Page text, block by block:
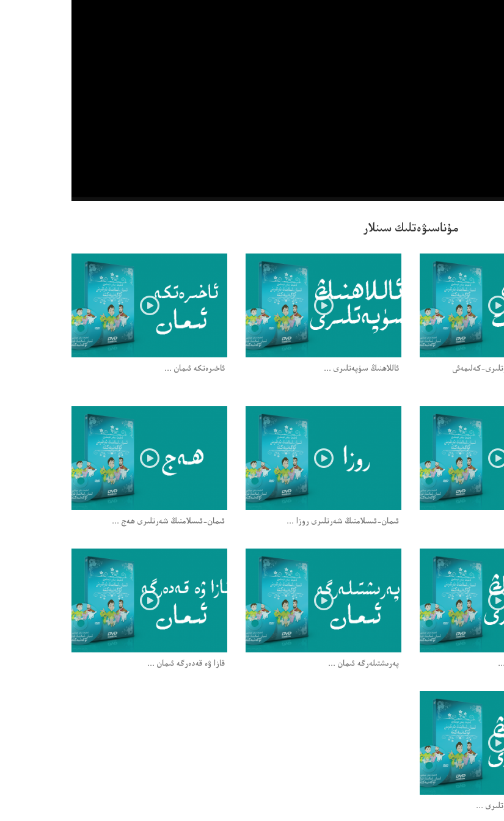
مۇناسىۋەتلىك سىنلار
كەلىمەئى
ئاللاھنىڭ سۈپەتلىرى ... ئاخىرەتكە ئىمان ...
ئىمان-ئىسلامنىڭ شەرتلىرى روزا ... ئىمان-ئىسلامنىڭ شەرتلىرى ھەج ...
پەرىشتىلەرگە ئىمان ... قازا ۋە قەدەرگە ئىمان ...
...